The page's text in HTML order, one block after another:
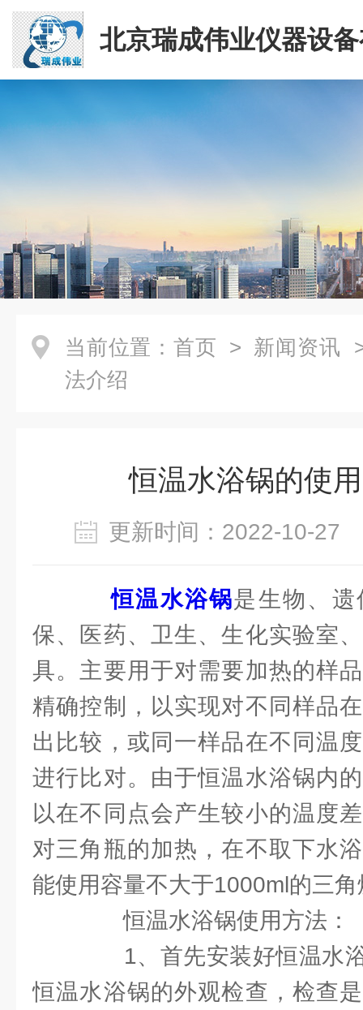
北京瑞成伟业仪器设
司
当前位置： 首页 > 新闻资讯
法介绍
恒温水浴锅的使
更新时间：2022-10-
恒温水浴锅是生物、
保、医药、卫生、生化实验室
具。主要用于对需要加热的样
精确控制，以实现对不同样品
出比较，或同一样品在不同温
进行比对。由于恒温水浴锅内
以在不同点会产生较小的温度
对三角瓶的加热，在不取下水
能使用容量不大于1000ml的三
恒温水浴锅使用方法：
1、首先安装好恒温水浴
恒温水浴锅的外观检查，检查